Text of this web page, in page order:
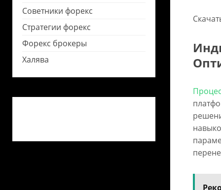
Советники форекс
Стратегии форекс
Форекс брокеры
Халява